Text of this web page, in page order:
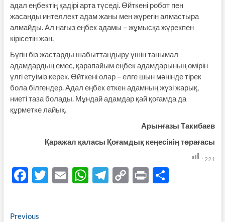
адал еңбектің қадірі арта түседі. Өйткені робот пен
жасанды интеллект адам жаны мен жүрегін алмастыра
алмайды. Ал нағыз еңбек адамы – жұмысқа жүрекпен
кірісетін жан.
Бүгін біз жастарды шабыттандыру үшін танымал
адамдардың емес, қарапайым еңбек адамдарының өмірін
үлгі етуіміз керек. Өйткені олар – елге шын мәнінде тірек
бола білгендер. Адал еңбек еткен адамның жүзі жарық,
ниеті таза болады. Мұндай адамдар қай қоғамда да
құрметке лайық.
Арынғазы Такибаев
Қаражал қаласы Қоғамдық кеңесінің төрағасы
: 221
F T E WT C P S
Навигация
PreviousPrevious